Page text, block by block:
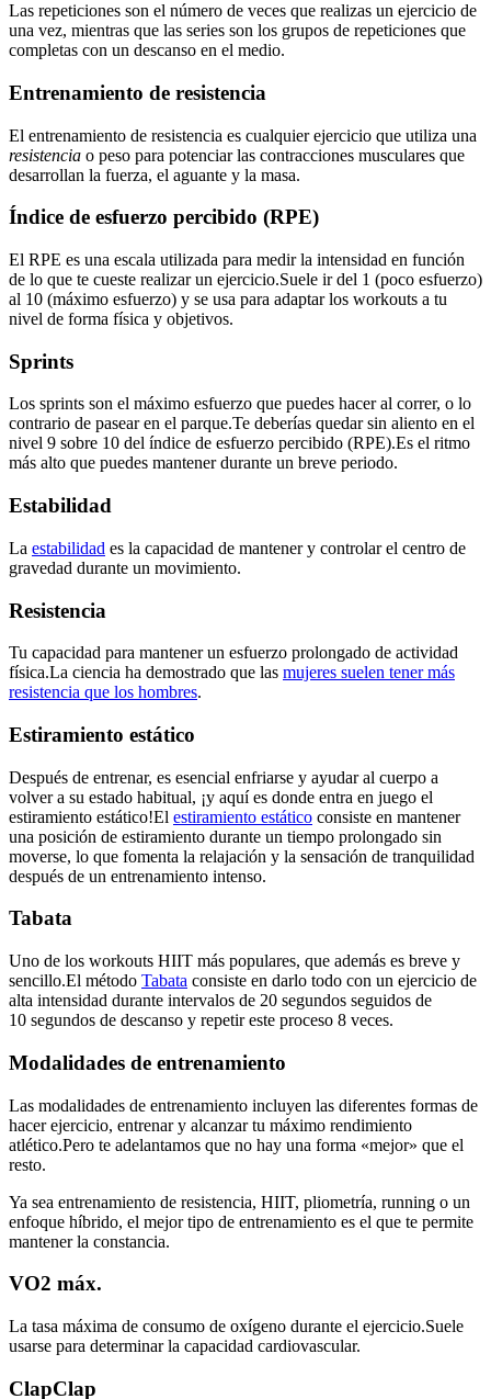
Las repeticiones son el número de veces que realizas un ejercicio de
una vez, mientras que las series son los grupos de repeticiones que
completas con un descanso en el medio.
Entrenamiento de resistencia
El entrenamiento de resistencia es cualquier ejercicio que utiliza una
resistencia o peso para potenciar las contracciones musculares que
desarrollan la fuerza, el aguante y la masa.
Índice de esfuerzo percibido (RPE)
El RPE es una escala utilizada para medir la intensidad en función
de lo que te cueste realizar un ejercicio.Suele ir del 1 (poco esfuerzo)
al 10 (máximo esfuerzo) y se usa para adaptar los workouts a tu
nivel de forma física y objetivos.
Sprints
Los sprints son el máximo esfuerzo que puedes hacer al correr, o lo
contrario de pasear en el parque.Te deberías quedar sin aliento en el
nivel 9 sobre 10 del índice de esfuerzo percibido (RPE).Es el ritmo
más alto que puedes mantener durante un breve periodo.
Estabilidad
La estabilidad es la capacidad de mantener y controlar el centro de
gravedad durante un movimiento.
Resistencia
Tu capacidad para mantener un esfuerzo prolongado de actividad
física.La ciencia ha demostrado que las mujeres suelen tener más
resistencia que los hombres.
Estiramiento estático
Después de entrenar, es esencial enfriarse y ayudar al cuerpo a
volver a su estado habitual, ¡y aquí es donde entra en juego el
estiramiento estático!El estiramiento estático consiste en mantener
una posición de estiramiento durante un tiempo prolongado sin
moverse, lo que fomenta la relajación y la sensación de tranquilidad
después de un entrenamiento intenso.
Tabata
Uno de los workouts HIIT más populares, que además es breve y
sencillo.El método Tabata consiste en darlo todo con un ejercicio de
alta intensidad durante intervalos de 20 segundos seguidos de
10 segundos de descanso y repetir este proceso 8 veces.
Modalidades de entrenamiento
Las modalidades de entrenamiento incluyen las diferentes formas de
hacer ejercicio, entrenar y alcanzar tu máximo rendimiento
atlético.Pero te adelantamos que no hay una forma «mejor» que el
resto.
Ya sea entrenamiento de resistencia, HIIT, pliometría, running o un
enfoque híbrido, el mejor tipo de entrenamiento es el que te permite
mantener la constancia.
VO2 máx.
La tasa máxima de consumo de oxígeno durante el ejercicio.Suele
usarse para determinar la capacidad cardiovascular.
ClapClap